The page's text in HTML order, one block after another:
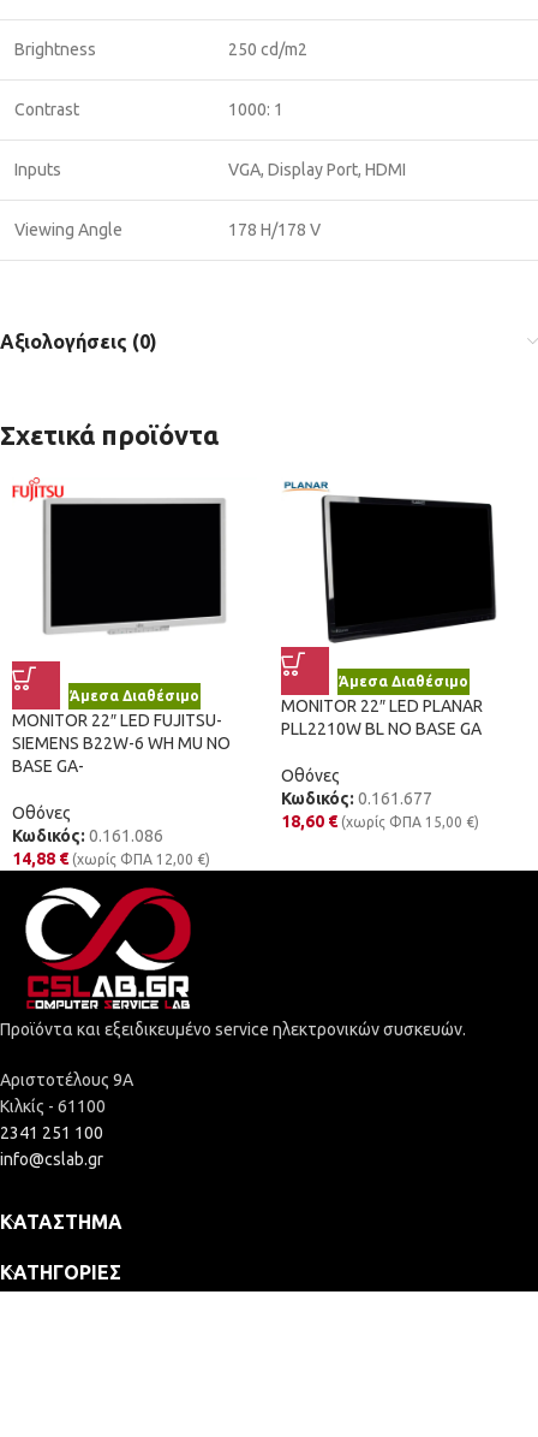
Brightness 250 cd/m2
Contrast 1000: 1
Inputs VGA, Display Port, HDMI
Viewing Angle 178 H/178 V
Αξιολογήσεις (0)
Σχετικά προϊόντα
Άμεσα Διαθέσιμο
MONITOR 22″ LED FUJITSU-
SIEMENS B22W-6 WH MU NO
BASE GA-
Οθόνες
Κωδικός: 0.161.086
14,88 € (χωρίς ΦΠΑ 12,00 €)
Άμεσα Διαθέσιμο
MONITOR 22″ LED PLANAR
PLL2210W BL NO BASE GA
Οθόνες
Κωδικός: 0.161.677
18,60 € (χωρίς ΦΠΑ 15,00 €)
Προϊόντα και εξειδικευμένο service ηλεκτρονικών συσκευών.
Αριστοτέλους 9Α
Κιλκίς - 61100
2341 251 100
info@cslab.gr
ΚΑΤΆΣΤΗΜΑ
ΚΑΤΗΓΟΡΊΕΣ